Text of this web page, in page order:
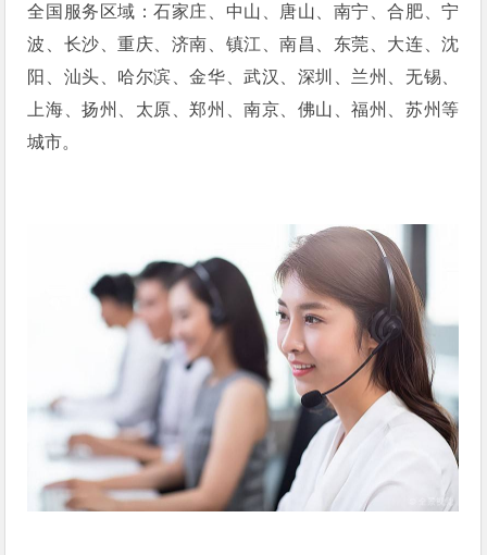
全国服务区域：石家庄、中山、唐山、南宁、合肥、宁
波、长沙、重庆、济南、镇江、南昌、东莞、大连、沈
阳、汕头、哈尔滨、金华、武汉、深圳、兰州、无锡、
上海、扬州、太原、郑州、南京、佛山、福州、苏州等
城市。